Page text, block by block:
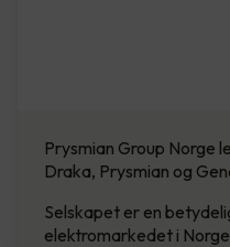
Prysmian Group Norge
Draka, Prysmian og
Selskapet er en
elektromarkedet i